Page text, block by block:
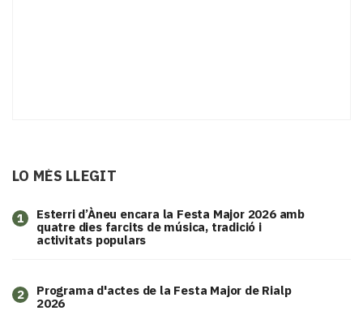
LO MÉS LLEGIT
1
Esterri d’Àneu encara la Festa Major 2026 amb
quatre dies farcits de música, tradició i
activitats populars
2
Programa d'actes de la Festa Major de Rialp
2026